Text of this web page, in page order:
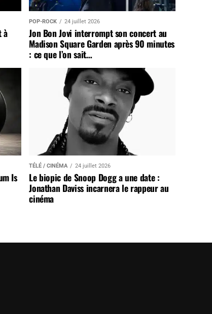
à
POP-ROCK 24 juillet 2026
Jon Bon Jovi interrompt son concert au
Madison Square Garden après 90 minutes
: ce que l’on sait…
Is
TÉLÉ / CINÉMA 24 juillet 2026
Le biopic de Snoop Dogg a une date :
Jonathan Daviss incarnera le rappeur au
cinéma